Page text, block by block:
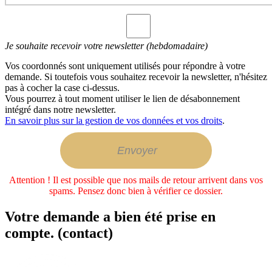
Je souhaite recevoir votre newsletter (hebdomadaire)
Vos coordonnés sont uniquement utilisés pour répondre à votre
demande. Si toutefois vous souhaitez recevoir la newsletter, n'hésitez
pas à cocher la case ci-dessus.
Vous pourrez à tout moment utiliser le lien de désabonnement
intégré dans notre newsletter.
En savoir plus sur la gestion de vos données et vos droits.
Attention ! Il est possible que nos mails de retour arrivent dans vos
spams. Pensez donc bien à vérifier ce dossier.
Votre demande a bien été prise en
compte. (contact)